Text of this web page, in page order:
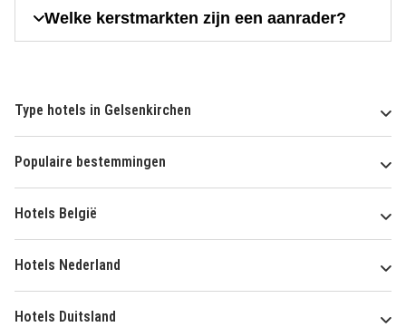
Welke kerstmarkten zijn een aanrader?
Type hotels in Gelsenkirchen
Populaire bestemmingen
Hotels België
Hotels Nederland
Hotels Duitsland